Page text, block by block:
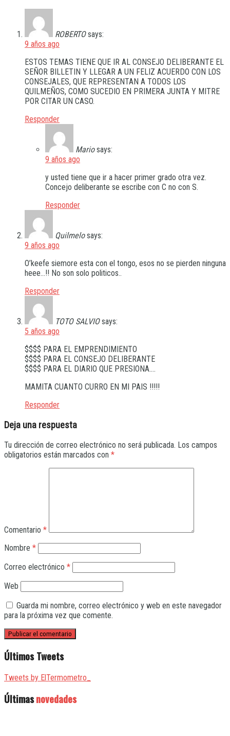
ROBERTO says:
9 años ago
ESTOS TEMAS TIENE QUE IR AL CONSEJO DELIBERANTE EL
SEÑOR BILLETIN Y LLEGAR A UN FELIZ ACUERDO CON LOS
CONSEJALES, QUE REPRESENTAN A TODOS LOS
QUILMEÑOS, COMO SUCEDIO EN PRIMERA JUNTA Y MITRE
POR CITAR UN CASO.
Responder
Mario says:
9 años ago
y usted tiene que ir a hacer primer grado otra vez.
Concejo deliberante se escribe con C no con S.
Responder
Quilmelo says:
9 años ago
O’keefe siemore esta con el tongo, esos no se pierden ninguna
heee…!! No son solo politicos..
Responder
TOTO SALVIO says:
5 años ago
$$$$ PARA EL EMPRENDIMIENTO
$$$$ PARA EL CONSEJO DELIBERANTE
$$$$ PARA EL DIARIO QUE PRESIONA….
MAMITA CUANTO CURRO EN MI PAIS !!!!!
Responder
Deja una respuesta
Tu dirección de correo electrónico no será publicada. Los campos
obligatorios están marcados con *
Comentario *
Nombre *
Correo electrónico *
Web
Guarda mi nombre, correo electrónico y web en este navegador
para la próxima vez que comente.
Últimos Tweets
Tweets by ElTermometro_
Últimasnovedades